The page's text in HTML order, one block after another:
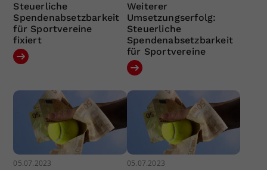
Steuerliche
Spendenabsetzbarkeit
für Sportvereine
fixiert
Weiterer
Umsetzungserfolg:
Steuerliche
Spendenabsetzbarkeit
für Sportvereine
05.07.2023 05.07.2023